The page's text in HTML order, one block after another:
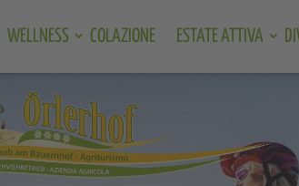
WELLNESS COLAZIONE ESTATE ATTIVA